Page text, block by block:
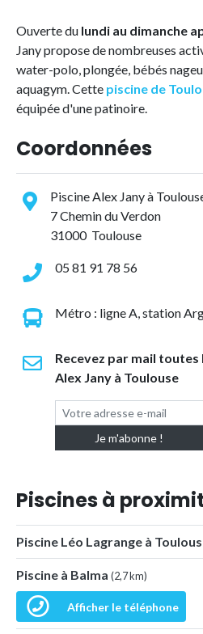
Ouverte du lundi au dimanche
Jany propose de nombreuses
water-polo, plongée, bébés
aquagym. Cette piscine de
équipée d'une patinoire.
Coordonnées
Piscine Alex Jany à
7 Chemin du Verdon
31000 Toulouse
05 81 91 78 56
Métro : ligne A, station
Recevez par mail
Alex Jany à Toulouse
Piscines à
Piscine Léo Lagrange à
Piscine à Balma (2,7 km)
Afficher le téléphone